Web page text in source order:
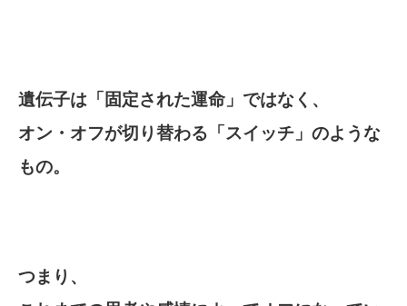
遺伝子は「固定された運命」ではなく、
オン・オフが切り替わる「スイッチ」のような
もの。
つまり、